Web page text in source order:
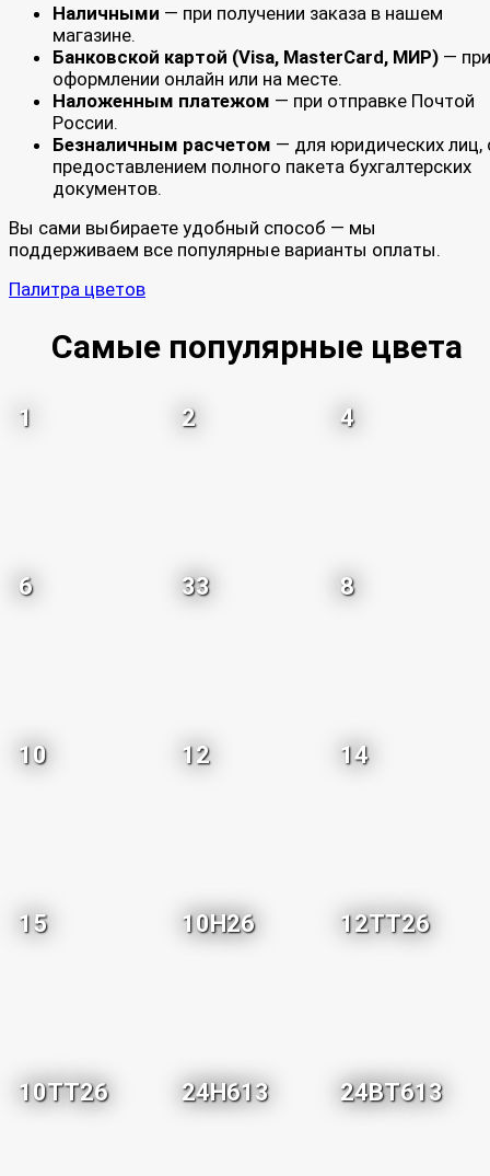
Наличными — при получении заказа в нашем
магазине.
Банковской картой (Visa, MasterCard, МИР) — при
оформлении онлайн или на месте.
Наложенным платежом — при отправке Почтой
России.
Безналичным расчетом — для юридических лиц,
предоставлением полного пакета бухгалтерских
документов.
Вы сами выбираете удобный способ — мы
поддерживаем все популярные варианты оплаты.
Палитра цветов
Самые популярные цвета
1 2 4
6 33 8
10 12 14
15 10H26 12TT26
10TT26 24H613 24BT613